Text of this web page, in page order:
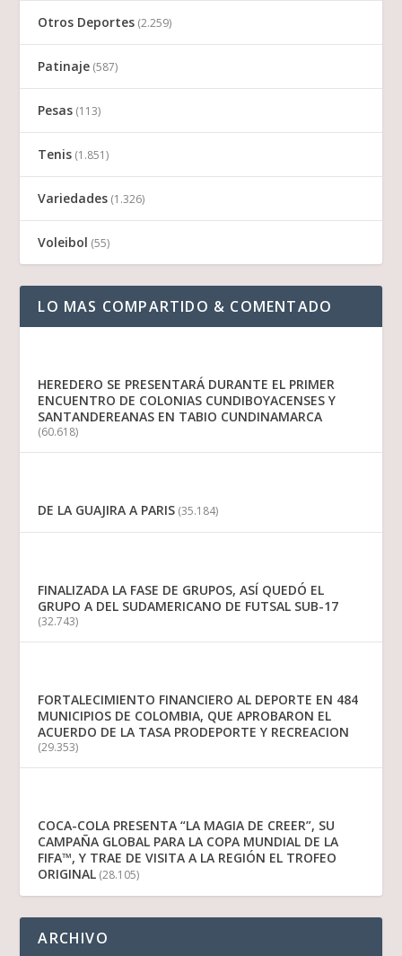
Otros Deportes (2.259)
Patinaje (587)
Pesas (113)
Tenis (1.851)
Variedades (1.326)
Voleibol (55)
LO MAS COMPARTIDO & COMENTADO
HEREDERO SE PRESENTARÁ DURANTE EL PRIMER
ENCUENTRO DE COLONIAS CUNDIBOYACENSES Y
SANTANDEREANAS EN TABIO CUNDINAMARCA
(60.618)
DE LA GUAJIRA A PARIS (35.184)
FINALIZADA LA FASE DE GRUPOS, ASÍ QUEDÓ EL
GRUPO A DEL SUDAMERICANO DE FUTSAL SUB-17
(32.743)
FORTALECIMIENTO FINANCIERO AL DEPORTE EN 484
MUNICIPIOS DE COLOMBIA, QUE APROBARON EL
ACUERDO DE LA TASA PRODEPORTE Y RECREACION
(29.353)
COCA-COLA PRESENTA “LA MAGIA DE CREER”, SU
CAMPAÑA GLOBAL PARA LA COPA MUNDIAL DE LA
FIFA™, Y TRAE DE VISITA A LA REGIÓN EL TROFEO
ORIGINAL (28.105)
ARCHIVO